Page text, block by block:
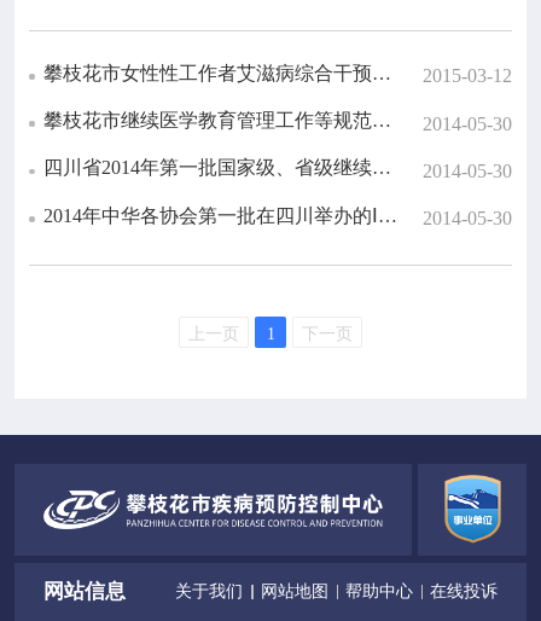
攀枝花市女性性工作者艾滋病综合干预模式研究及应用 2015-03-12
攀枝花市继续医学教育管理工作等规范文件 2014-05-30
四川省2014年第一批国家级、省级继续医学教育项目 2014-05-30
2014年中华各协会第一批在四川举办的Ⅰ类学分继续医学教育项目 2014-05-30
上一页 1 下一页
网站信息 关于我们 网站地图 帮助中心 在线投诉